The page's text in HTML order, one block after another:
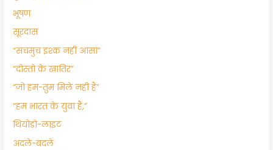
भूषण
सूरदास
“सचमुच इश्क नहीं आसां”
“दोस्तो के खातिर”
“जो हम-तुम मिले नहीं हैं”
“हम भारत के युवा हैं,”
थियोड़ो-लाइट
अदले-बदले